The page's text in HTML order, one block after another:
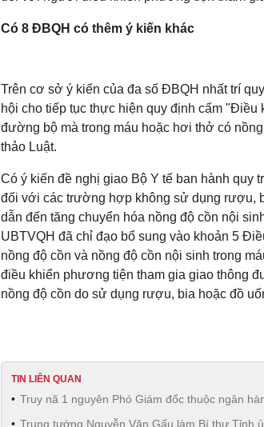
Có 8 ĐBQH có thêm ý kiến khác
Trên cơ sở ý kiến của đa số ĐBQH nhất trí
hội cho tiếp tục thực hiện quy định cấm
đường bộ mà trong máu hoặc hơi thở có
thảo Luật.
Có ý kiến đề nghị giao Bộ Y tế ban hành quy
đối với các trường hợp không sử dụng rượu,
dẫn đến tăng chuyển hóa nồng độ cồn nội
UBTVQH đã chỉ đạo bổ sung vào khoản 5
nồng độ cồn và nồng độ cồn nội sinh trong
điều khiển phương tiện tham gia giao thông
nồng độ cồn do sử dụng rượu, bia hoặc đồ
TIN LIÊN QUAN
Truy nã 1 nguyên Phó Giám đốc thuộc ngân
Trung tướng Nguyễn Văn Gấu làm Bí thư Tỉnh